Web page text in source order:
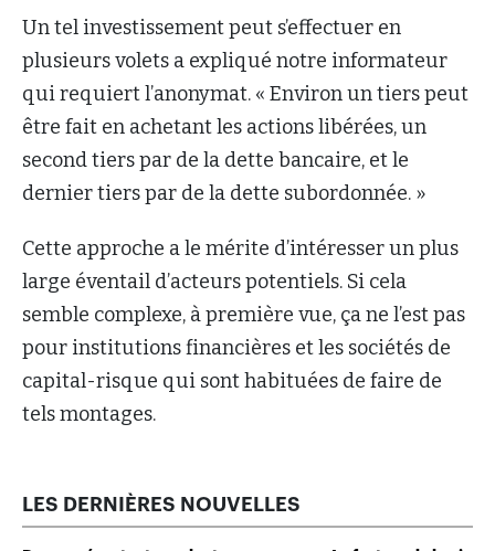
Un tel investissement peut s’effectuer en
plusieurs volets a expliqué notre informateur
qui requiert l’anonymat. « Environ un tiers peut
être fait en achetant les actions libérées, un
second tiers par de la dette bancaire, et le
dernier tiers par de la dette subordonnée. »
Cette approche a le mérite d’intéresser un plus
large éventail d’acteurs potentiels. Si cela
semble complexe, à première vue, ça ne l’est pas
pour institutions financières et les sociétés de
capital-risque qui sont habituées de faire de
tels montages.
LES DERNIÈRES NOUVELLES